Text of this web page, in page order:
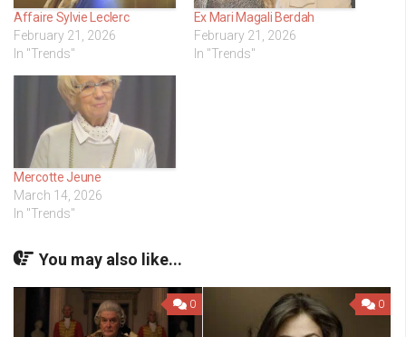
Affaire Sylvie Leclerc
February 21, 2026
In "Trends"
Ex Mari Magali Berdah
February 21, 2026
In "Trends"
Mercotte Jeune
March 14, 2026
In "Trends"
You may also like...
0 0